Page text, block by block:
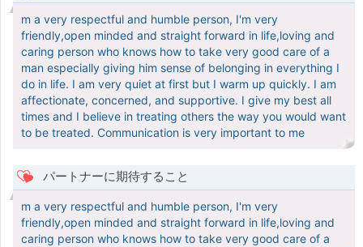
m a very respectful and humble person, I'm very
friendly,open minded and straight forward in life,loving and
caring person who knows how to take very good care of a
man especially giving him sense of belonging in everything I
do in life. I am very quiet at first but I warm up quickly. I am
affectionate, concerned, and supportive. I give my best all
times and I believe in treating others the way you would want
to be treated. Communication is very important to me
パートナーに期待すること
m a very respectful and humble person, I'm very
friendly,open minded and straight forward in life,loving and
caring person who knows how to take very good care of a